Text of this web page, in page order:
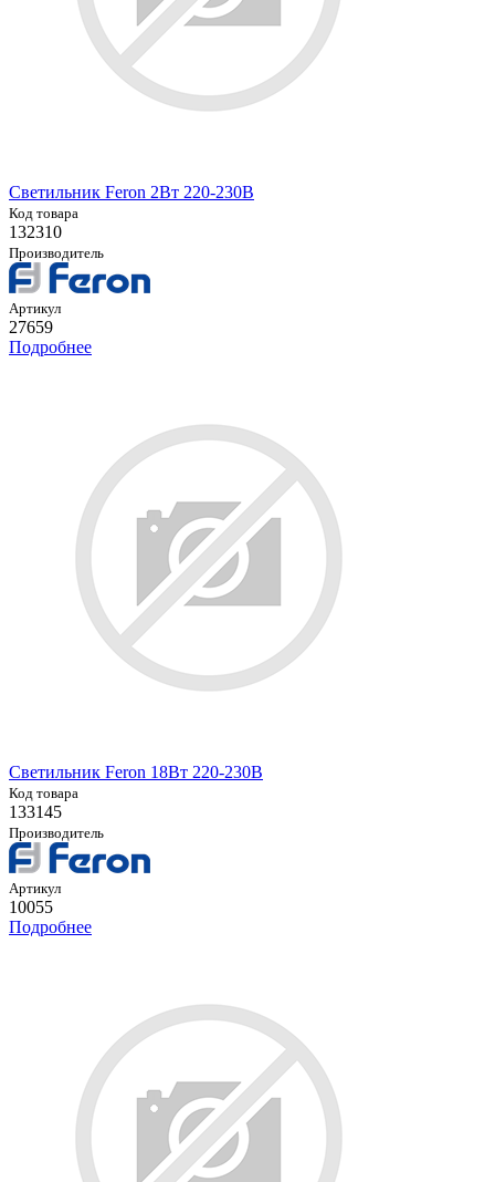
Светильник Feron 2Вт 220-230В
Код товара
132310
Производитель
Артикул
27659
Подробнее
Светильник Feron 18Вт 220-230В
Код товара
133145
Производитель
Артикул
10055
Подробнее